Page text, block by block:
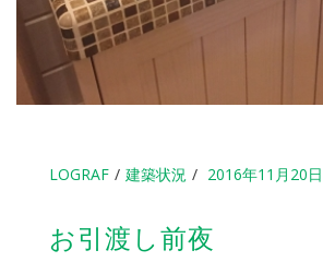
LOGRAF 建築状況 2016年11月20日
お引渡し前夜